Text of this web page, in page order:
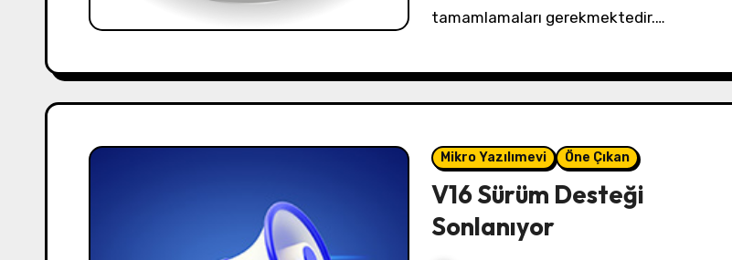
tamamlamaları gerekmektedir.…
Mikro Yazılımevi Öne Çıkan
V16 Sürüm Desteği
Sonlanıyor